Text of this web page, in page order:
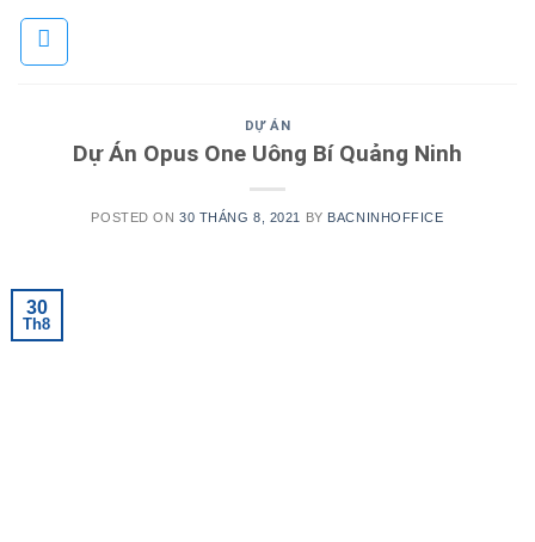
Skip
DỰ ÁN
Dự Án Opus One Uông Bí Quảng Ninh
POSTED ON30 THÁNG 8, 2021 BY BACNINHOFFICE
30
Th8